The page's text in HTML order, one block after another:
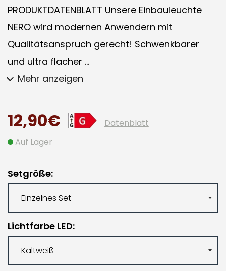
PRODUKTDATENBLATT Unsere Einbauleuchte
NERO wird modernen Anwendern mit
Qualitätsanspruch gerecht! Schwenkbarer
und ultra flacher ...
Mehr anzeigen
12,90€
Datenblatt
Auf Lager
Setgröße
Lichtfarbe LED